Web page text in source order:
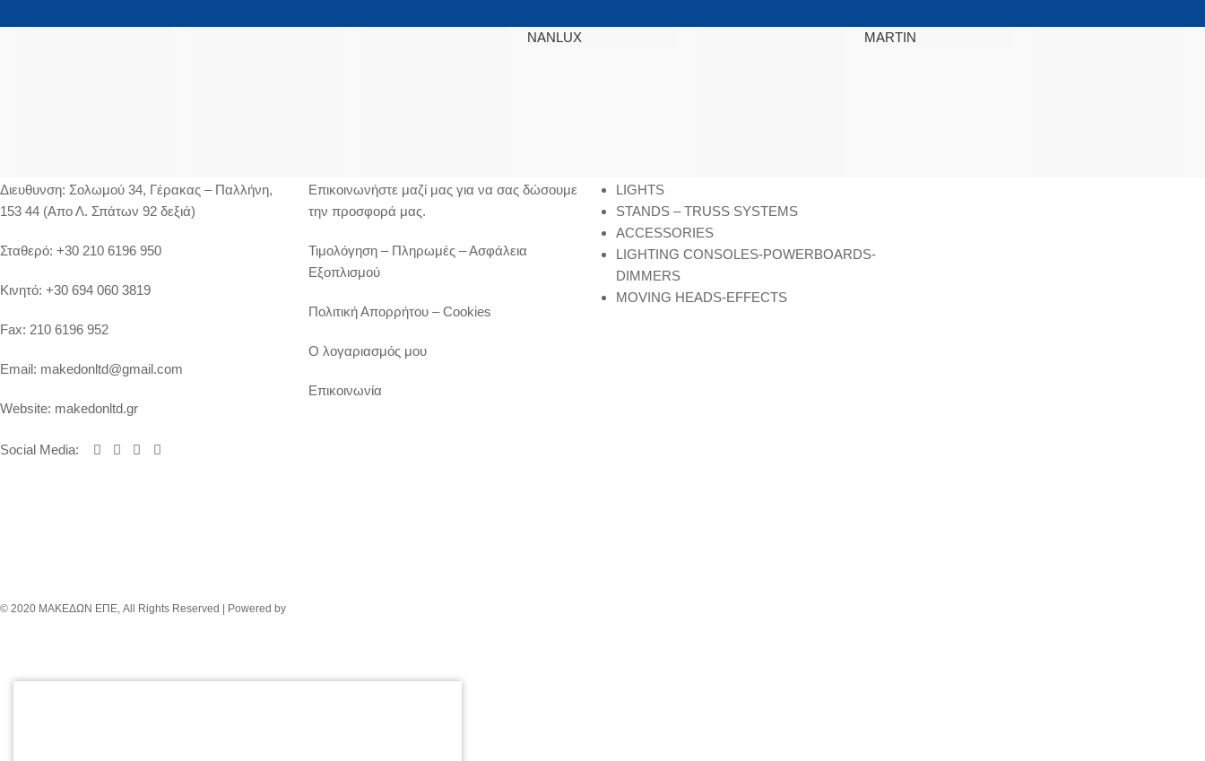
NANLUX MARTIN
Διευθυνση: Σολωμού 34, Γέρακας – Παλλήνη,
153 44 (Απο Λ. Σπάτων 92 δεξιά)
Σταθερό: +30 210 6196 950
Κινητό: +30 694 060 3819
Fax: 210 6196 952
Email: makedonltd@gmail.com
Website: makedonltd.gr
Social Media:
Επικοινωνήστε μαζί μας για να σας δώσουμε
την προσφορά μας.
Τιμολόγηση – Πληρωμές – Ασφάλεια
Εξοπλισμού
Πολιτική Απορρήτου – Cookies
Ο λογαριασμός μου
Επικοινωνία
LIGHTS
STANDS – TRUSS SYSTEMS
ACCESSORIES
LIGHTING CONSOLES-POWERBOARDS-
DIMMERS
MOVING HEADS-EFFECTS
© 2020 ΜΑΚΕΔΩΝ ΕΠΕ, All Rights Reserved | Powered by